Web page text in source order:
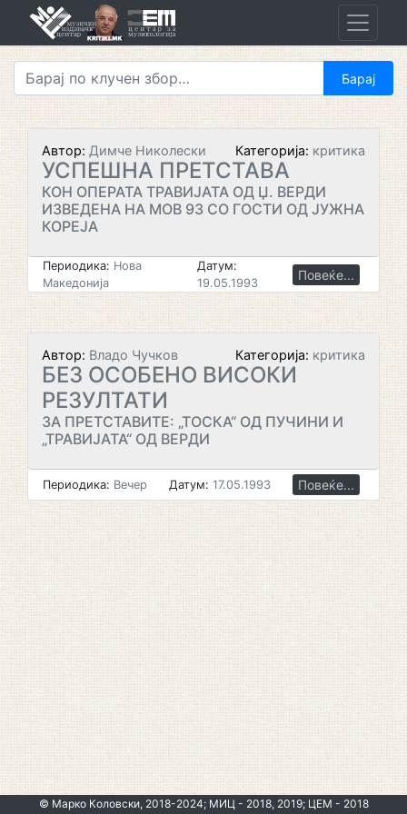
Автор: Димче Николески Категорија: критика
УСПЕШНА ПРЕТСТАВА
КОН ОПЕРАТА ТРАВИЈАТА ОД Џ. ВЕРДИ
ИЗВЕДЕНА НА МОВ 93 СО ГОСТИ ОД ЈУЖНА
КОРЕЈА
Периодика: Нова
Македонија
Датум:
19.05.1993
Повеќе...
Автор: Владо Чучков Категорија: критика
БЕЗ ОСОБЕНО ВИСОКИ
РЕЗУЛТАТИ
ЗА ПРЕТСТАВИТЕ: „ТОСКА“ ОД ПУЧИНИ И
„ТРАВИЈАТА“ ОД ВЕРДИ
Периодика: Вечер Датум: 17.05.1993 Повеќе...
© Марко Коловски, 2018-2024; МИЦ - 2018, 2019; ЦЕМ - 2018